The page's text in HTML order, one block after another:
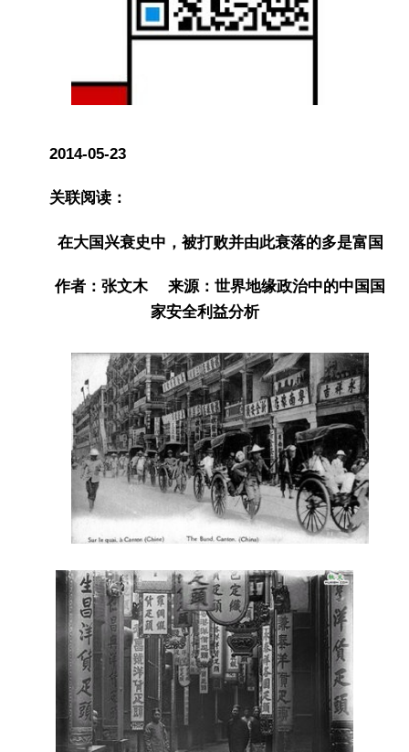
2014-05-23
关联阅读：
在大国兴衰史中，被打败并由此衰落的多是富国
作者：张文木 来源：世界地缘政治中的中国国
家安全利益分析